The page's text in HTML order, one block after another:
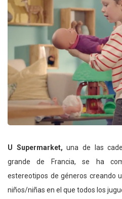
U Supermarket, una de las
grande de Francia, se ha
estereotipos de géneros creando
niños/niñas en el que todos los